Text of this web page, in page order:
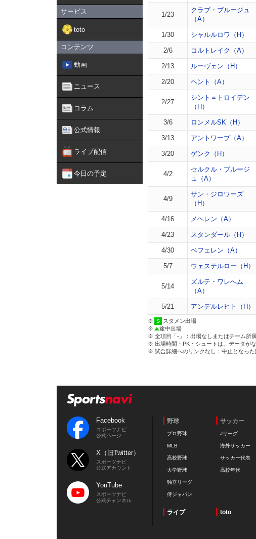
サービス
toto
コンテンツ
動画
ニュース
コラム
公式情報
ライブ配信
今日の予定
1/23
クラブ・ブルージュ
（A）
1/30 シャルルロワ（H）
2/6 コルトレイク（A）
2/13 ルーヴェン（H）
2/20 ヘント（A）
2/27
シント＝トロイデン
（H）
3/6 ロンメルSK（H）
3/13 アントワープ（A）
3/20 ゲンク（H）
4/2
セルクル・ブルージ
ュ（A）
4/9
サン・ジロワーズ
（H）
4/16 メヘレン（A）
4/23 スタンダール（H）
4/30 ベフェレン（A）
5/7 ウェステルロー（H）
5/14
ズルテ・ワレへム
（A）
5/21 アンデルレヒト（H）
※
スタメン出場
※
途中出場
※ 全項目「-」：出場なしまたはチーム所
※ 出場時間・PK・シュートは、データが
※ 試合詳細へのリンクなし：中止となった
Facebook
スポーツナビ
公式ページ
X（旧Twitter）
スポーツナビ
公式アカウント
YouTube
スポーツナビ
公式チャンネル
野球
プロ野球
MLB
高校野球
大学野球
独立リーグ
侍ジャパン
サッカー
Jリーグ
海外サッカー
サッカー代表
高校年代
ライブ toto